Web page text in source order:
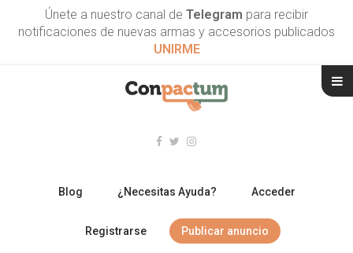
Únete a nuestro canal de Telegram para recibir
notificaciones de nuevas armas y accesorios publicados
UNIRME
Blog ¿Necesitas Ayuda? Acceder
Registrarse Publicar anuncio